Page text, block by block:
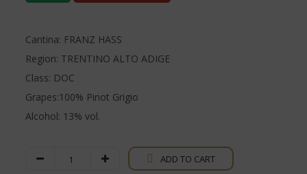
Cantina: FRANZ HASS
Region: TRENTINO ALTO ADIGE
Class: DOC
Grapes:100% Pinot Grigio
Alcohol: 13% vol.
Grigio
ADD TO CART